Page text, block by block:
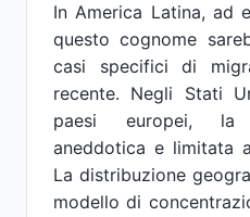
In America Latina, ad
questo cognome
casi specifici di
recente. Negli Stati
paesi europei, la
aneddotica e limitata
La distribuzione
modello di